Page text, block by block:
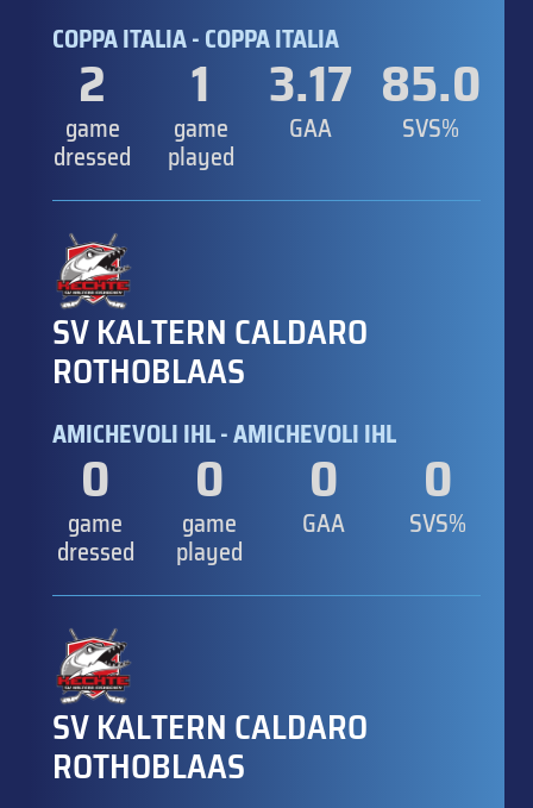
COPPA ITALIA - COPPA ITALIA
2
game
dressed
1
game
played
3.17
GAA
85.0
SVS%
SV KALTERN CALDARO
ROTHOBLAAS
AMICHEVOLI IHL - AMICHEVOLI IHL
0
game
dressed
0
game
played
0
GAA
0
SVS%
SV KALTERN CALDARO
ROTHOBLAAS